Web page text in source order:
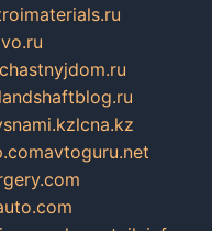
chastnyjdom.ru
landshaftblog.ru
lcna.kz
avtoguru.net